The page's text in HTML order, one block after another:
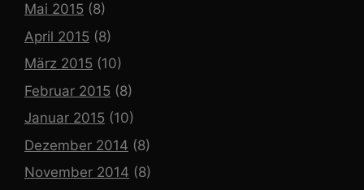
Mai 2015 (8)
April 2015 (8)
März 2015 (10)
Februar 2015 (8)
Januar 2015 (10)
Dezember 2014 (8)
November 2014 (8)